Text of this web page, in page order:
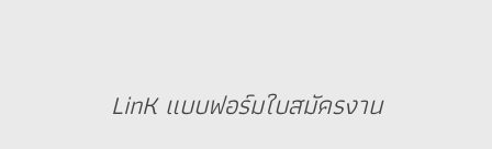
LinK แบบฟอร์มใบสมัครงาน